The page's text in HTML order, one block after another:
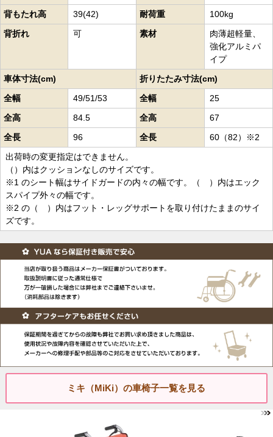
背もたれ高
39(42) 耐荷重
100kg
背折れ
可 素材
肉薄超軽量、
強化アルミパ
イプ
車体寸法(cm)
折りたたみ寸法(cm)
全幅
49/51/53 全幅
25
全高
84.5 全高
67
全長
96 全長
60（82）※2
出荷時の変更指定はできません。
（）内はクッションなしのサイズです。
※1 のシート幅はサイドガードの内々の幅です。（ ）内はエック
スパイプ外々の幅です。
※2 の（ ）内はフット・レッグサポートを取り付けたままのサイ
ズです。
ミキ（MiKi）の車椅子一覧を見る